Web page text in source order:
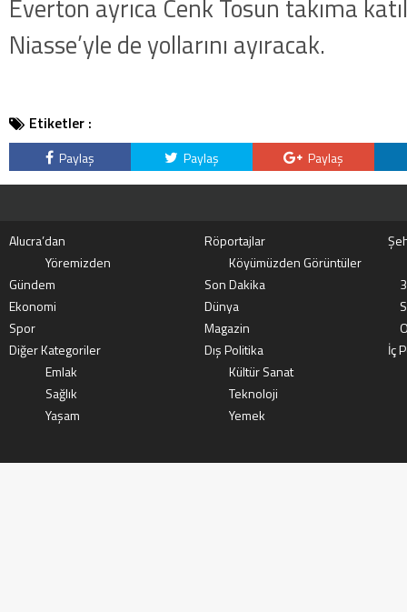
Everton ayrıca Cenk Tosun takıma
Niasse’yle de yollarını ayıracak.
Etiketler :
Paylaş Paylaş Paylaş
Alucra’dan Röportajlar
Yöremizden
Köyümüzden Görüntüler
Gündem
Son Dakika
Ekonomi
Dünya
Spor
Magazin
Diğer Kategoriler
Dış Politika
İç
Emlak
Kültür Sanat
Sağlık
Teknoloji
Yaşam
Yemek